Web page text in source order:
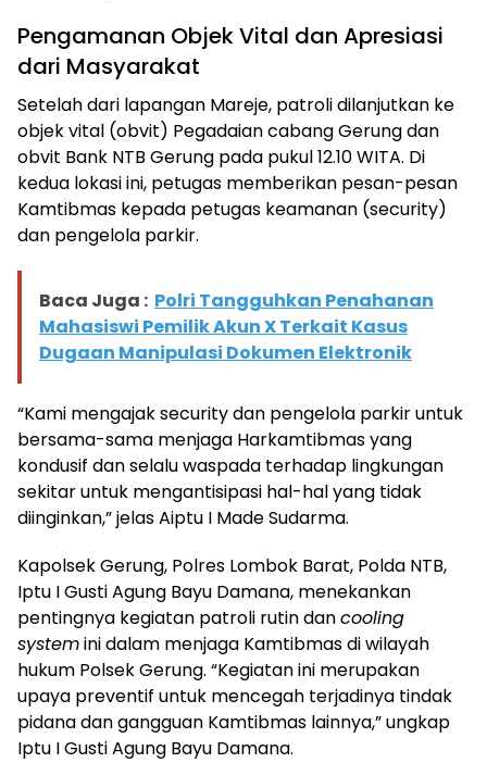
Pengamanan Objek Vital dan Apresiasi
dari Masyarakat
Setelah dari lapangan Mareje, patroli dilanjutkan ke
objek vital (obvit) Pegadaian cabang Gerung dan
obvit Bank NTB Gerung pada pukul 12.10 WITA. Di
kedua lokasi ini, petugas memberikan pesan-pesan
Kamtibmas kepada petugas keamanan (security)
dan pengelola parkir.
Baca Juga : Polri Tangguhkan Penahanan
Mahasiswi Pemilik Akun X Terkait Kasus
Dugaan Manipulasi Dokumen Elektronik
“Kami mengajak security dan pengelola parkir untuk
bersama-sama menjaga Harkamtibmas yang
kondusif dan selalu waspada terhadap lingkungan
sekitar untuk mengantisipasi hal-hal yang tidak
diinginkan,” jelas Aiptu I Made Sudarma.
Kapolsek Gerung, Polres Lombok Barat, Polda NTB,
Iptu I Gusti Agung Bayu Damana, menekankan
pentingnya kegiatan patroli rutin dancooling
systemini dalam menjaga Kamtibmas di wilayah
hukum Polsek Gerung. “Kegiatan ini merupakan
upaya preventif untuk mencegah terjadinya tindak
pidana dan gangguan Kamtibmas lainnya,” ungkap
Iptu I Gusti Agung Bayu Damana.